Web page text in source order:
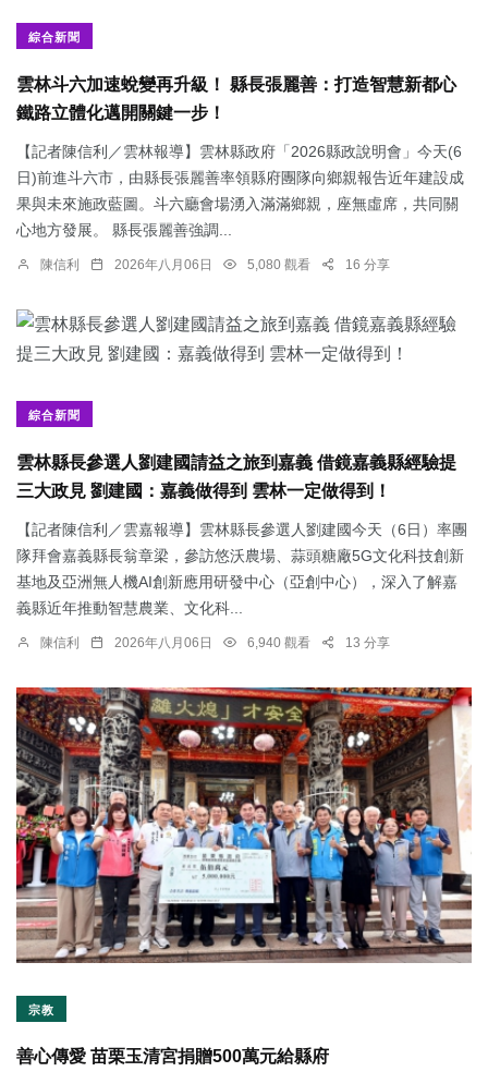
綜合新聞
雲林斗六加速蛻變再升級！ 縣長張麗善：打造智慧新都心
鐵路立體化邁開關鍵一步！
【記者陳信利／雲林報導】雲林縣政府「2026縣政說明會」今天(6
日)前進斗六市，由縣長張麗善率領縣府團隊向鄉親報告近年建設成
果與未來施政藍圖。斗六廳會場湧入滿滿鄉親，座無虛席，共同關
心地方發展。 縣長張麗善強調...
陳信利 2026年八月06日 5,080 觀看 16 分享
綜合新聞
雲林縣長參選人劉建國請益之旅到嘉義 借鏡嘉義縣經驗提
三大政見 劉建國：嘉義做得到 雲林一定做得到！
【記者陳信利／雲嘉報導】雲林縣長參選人劉建國今天（6日）率團
隊拜會嘉義縣長翁章梁，參訪悠沃農場、蒜頭糖廠5G文化科技創新
基地及亞洲無人機AI創新應用研發中心（亞創中心），深入了解嘉
義縣近年推動智慧農業、文化科...
陳信利 2026年八月06日 6,940 觀看 13 分享
宗教
善心傳愛 苗栗玉清宮捐贈500萬元給縣府